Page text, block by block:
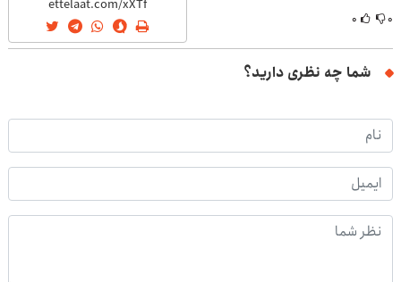
۰ ۰
شما چه نظری دارید؟